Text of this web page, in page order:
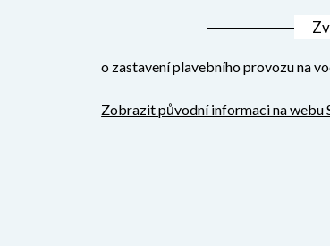
o zastavení plavebního provozu na
Zobrazit původní informaci na webu